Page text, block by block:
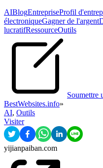
AIBlogEntrepriseProfil
électroniqueGagner de l'argent
lucratifRessourceOutils
Soumettre
BestWebsites.info»
AI, Outils
Visiter
yijianpaiban.com